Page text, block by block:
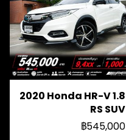
2020 Honda HR-V 1.8
RS SUV
฿545,000